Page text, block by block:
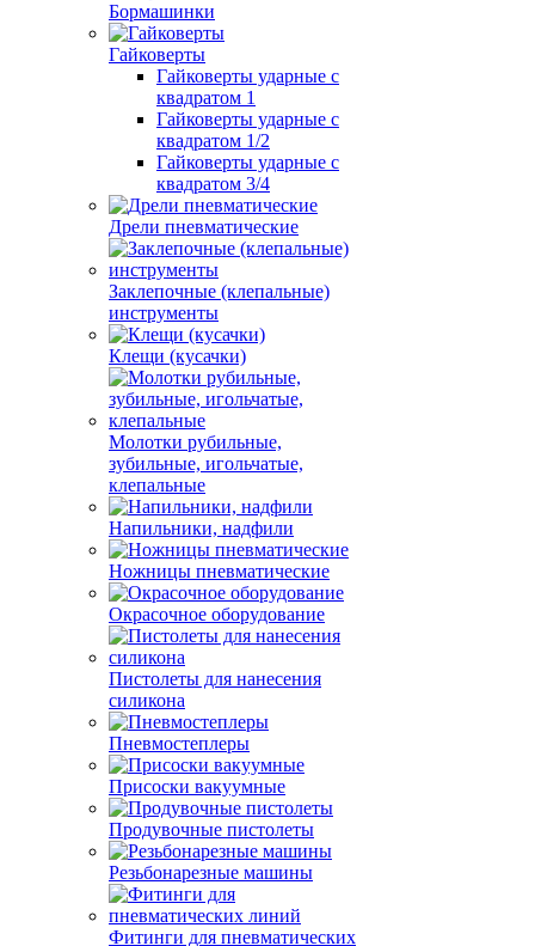
Бормашинки
Гайковерты
Гайковерты ударные с
квадратом 1
Гайковерты ударные с
квадратом 1/2
Гайковерты ударные с
квадратом 3/4
Дрели пневматические
Заклепочные (клепальные)
инструменты
Клещи (кусачки)
Молотки рубильные,
зубильные, игольчатые,
клепальные
Напильники, надфили
Ножницы пневматические
Окрасочное оборудование
Пистолеты для нанесения
силикона
Пневмостеплеры
Присоски вакуумные
Продувочные пистолеты
Резьбонарезные машины
Фитинги для пневматических